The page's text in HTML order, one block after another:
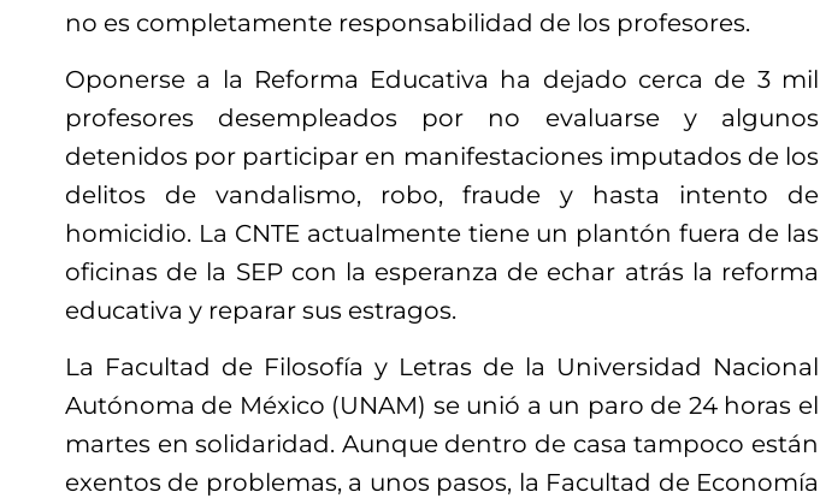
no es completamente responsabilidad de los profesores.
Oponerse a la Reforma Educativa ha dejado cerca de 3 mil
profesores desempleados por no evaluarse y algunos
detenidos por participar en manifestaciones imputados de los
delitos de vandalismo, robo, fraude y hasta intento de
homicidio. La CNTE actualmente tiene un plantón fuera de las
oficinas de la SEP con la esperanza de echar atrás la reforma
educativa y reparar sus estragos.
La Facultad de Filosofía y Letras de la Universidad Nacional
Autónoma de México (UNAM) se unió a un paro de 24 horas el
martes en solidaridad. Aunque dentro de casa tampoco están
exentos de problemas, a unos pasos, la Facultad de Economía